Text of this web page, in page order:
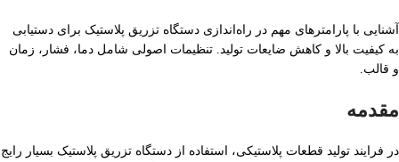
آشنایی با پارامترهای مهم در راه‌اندازی دستگاه تزریق پلاستیک برای دستیابی
به کیفیت بالا و کاهش ضایعات تولید. تنظیمات اصولی شامل دما، فشار، زمان
و قالب.
مقدمه
در فرایند تولید قطعات پلاستیکی، استفاده از دستگاه تزریق پلاستیک بسیار رایج